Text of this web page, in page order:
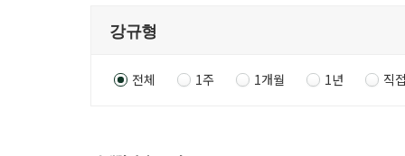
전체 1주 1개월 1년 직